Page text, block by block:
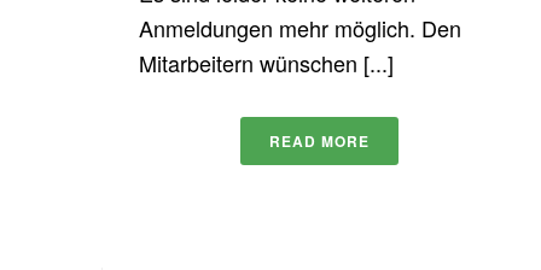
Anmeldungen mehr möglich. Den
Mitarbeitern wünschen [...]
READ MORE